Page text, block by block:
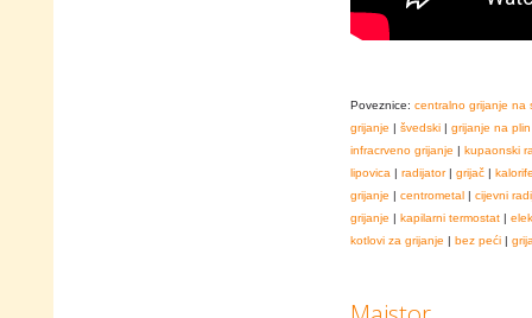
Poveznice: centralno grijanje na
grijanje | švedski | grijanje na plin
infracrveno grijanje | kupaonski
lipovica | radijator| grijač |
grijanje | centrometal | cijevni
grijanje | kapilarni termostat |
kotlovi za grijanje | bez peći |